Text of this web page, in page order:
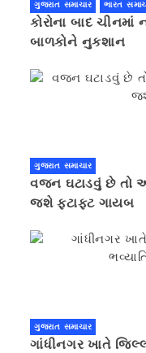
ગુજરાત સમાચાર ભારત
કોરોના બાદ ચીનમાં
બાળકોને નુકશાન
ગુજરાત સમાચાર
વજન ઘટાડવું છે તો
જશે ફટાફટ ગાયબ
ગુજરાત સમાચાર
ગાંધીનગર ખાતે